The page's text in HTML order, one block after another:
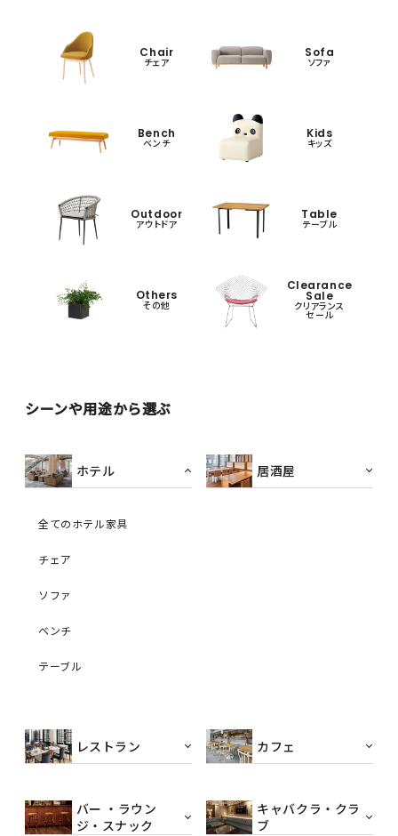
Chair
チェア
Sofa
ソファ
Bench
ベンチ
Kids
キッズ
Outdoor
アウトドア
Table
テーブル
Others
その他
Clearance
Sale
クリアランス
セール
シーンや用途から選ぶ
ホテル
全てのホテル家具
チェア
ソファ
ベンチ
テーブル
居酒屋
レストラン カフェ
バー ・ラウン
ジ・スナック
キャバクラ・クラ
ブ